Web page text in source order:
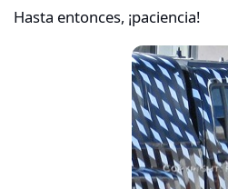
Hasta entonces, ¡paciencia!